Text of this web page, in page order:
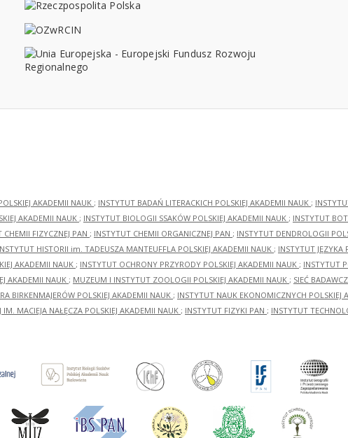
AKADEMII NAUK ; INSTYTUT BADAŃ LITERACKICH POLSKIEJ AKADEMII NAUK ;
AKADEMII NAUK ; INSTYTUT BIOLOGII SSAKÓW POLSKIEJ AKADEMII NAUK ; INSTYTUT
CHEMII FIZYCZNEJ PAN ; INSTYTUT CHEMII ORGANICZNEJ PAN ; INSTYTUT DENDROLOGII
HISTORII im. TADEUSZA MANTEUFFLA POLSKIEJ AKADEMII NAUK ; INSTYTUT JĘZYKA
AKADEMII NAUK ; INSTYTUT OCHRONY PRZYRODY POLSKIEJ AKADEMII NAUK ; INSTYTUT
AKADEMII NAUK ; MUZEUM I INSTYTUT ZOOLOGII POLSKIEJ AKADEMII NAUK ; SIEĆ
BIRKENMAJERÓW POLSKIEJ AKADEMII NAUK ; INSTYTUT NAUK EKONOMICZNYCH POLSKIEJ
MACIEJA NAŁĘCZA POLSKIEJ AKADEMII NAUK ; INSTYTUT FIZYKI PAN ; INSTYTUT